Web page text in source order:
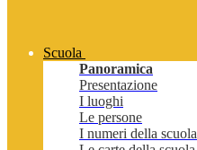
Scuola
Panoramica
Presentazione
I luoghi
Le persone
I numeri della scuola